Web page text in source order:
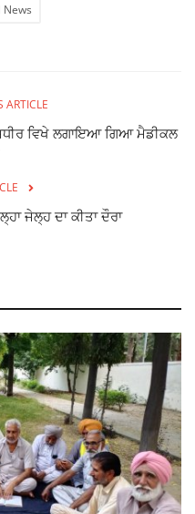
News
ARTICLE
ਵਿਖੇ ਲਗਾਇਆ ਗਿਆ ਮੈਡੀਕਲ
ਜੇਲ੍ਹ ਦਾ ਕੀਤਾ ਦੌਰਾ